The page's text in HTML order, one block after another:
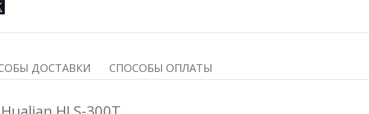
ДОСТАВКИ СПОСОБЫ ОПЛАТЫ